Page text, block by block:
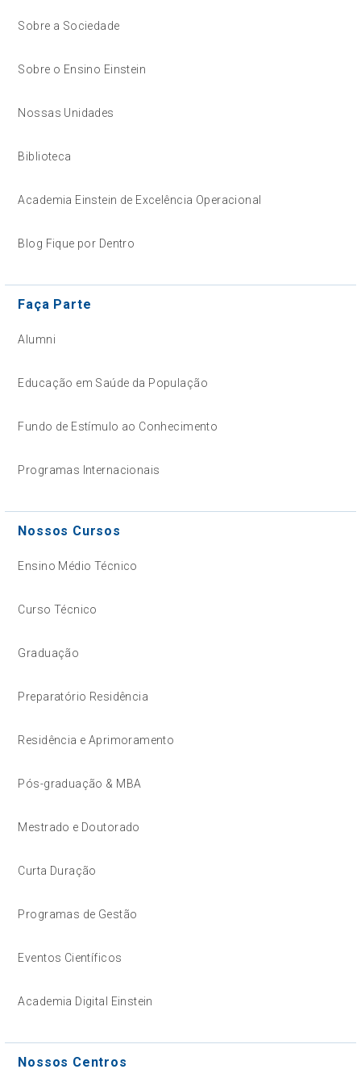
Sobre a Sociedade
Sobre o Ensino Einstein
Nossas Unidades
Biblioteca
Academia Einstein de Excelência Operacional
Blog Fique por Dentro
Faça Parte
Alumni
Educação em Saúde da População
Fundo de Estímulo ao Conhecimento
Programas Internacionais
Nossos Cursos
Ensino Médio Técnico
Curso Técnico
Graduação
Preparatório Residência
Residência e Aprimoramento
Pós-graduação & MBA
Mestrado e Doutorado
Curta Duração
Programas de Gestão
Eventos Científicos
Academia Digital Einstein
Nossos Centros